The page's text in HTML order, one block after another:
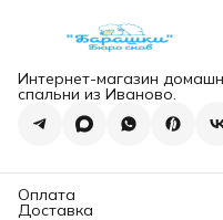
Интернет-магазин
спальни из Иваново.
Оплата
Доставка